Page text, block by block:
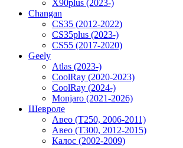
X90plus (2023-)
Changan
CS35 (2012-2022)
CS35plus (2023-)
CS55 (2017-2020)
Geely
Atlas (2023-)
CoolRay (2020-2023)
CoolRay (2024-)
Monjaro (2021-2026)
Шевроле
Авео (T250, 2006-2011)
Авео (T300, 2012-2015)
Калос (2002-2009)